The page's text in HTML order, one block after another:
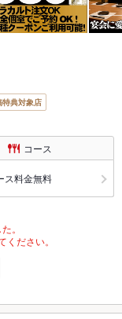
特典対象店
コース
ス料金無料
。
ださい。